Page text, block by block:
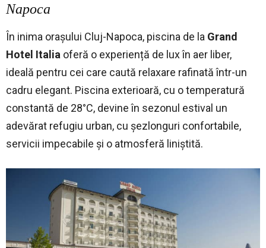
Napoca
În inima orașului Cluj-Napoca, piscina de la Grand
Hotel Italia oferă o experiență de lux în aer liber,
ideală pentru cei care caută relaxare rafinată într-un
cadru elegant. Piscina exterioară, cu o temperatură
constantă de 28°C, devine în sezonul estival un
adevărat refugiu urban, cu șezlonguri confortabile,
servicii impecabile și o atmosferă liniștită.